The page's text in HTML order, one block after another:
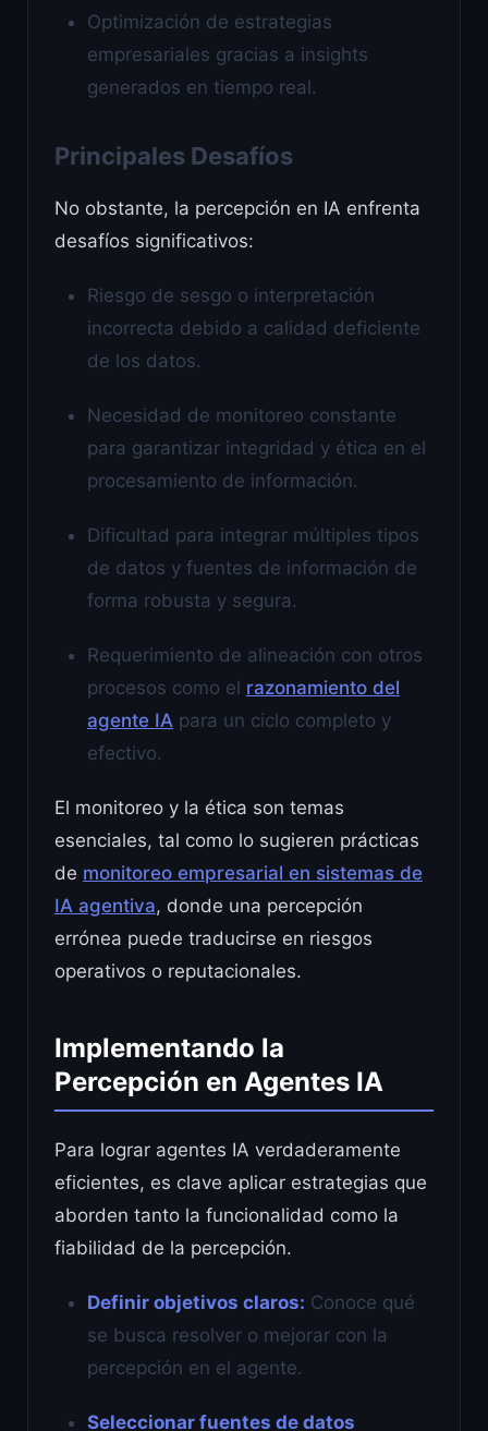
Optimización de estrategias
empresariales gracias a insights
generados en tiempo real.
Principales Desafíos
No obstante, la percepción en IA enfrenta
desafíos significativos:
Riesgo de sesgo o interpretación
incorrecta debido a calidad deficiente
de los datos.
Necesidad de monitoreo constante
para garantizar integridad y ética en el
procesamiento de información.
Dificultad para integrar múltiples tipos
de datos y fuentes de información de
forma robusta y segura.
Requerimiento de alineación con otros
procesos como el razonamiento del
agente IA para un ciclo completo y
efectivo.
El monitoreo y la ética son temas
esenciales, tal como lo sugieren prácticas
de monitoreo empresarial en sistemas de
IA agentiva, donde una percepción
errónea puede traducirse en riesgos
operativos o reputacionales.
Implementando la
Percepción en Agentes IA
Para lograr agentes IA verdaderamente
eficientes, es clave aplicar estrategias que
aborden tanto la funcionalidad como la
fiabilidad de la percepción.
Definir objetivos claros: Conoce qué
se busca resolver o mejorar con la
percepción en el agente.
Seleccionar fuentes de datos